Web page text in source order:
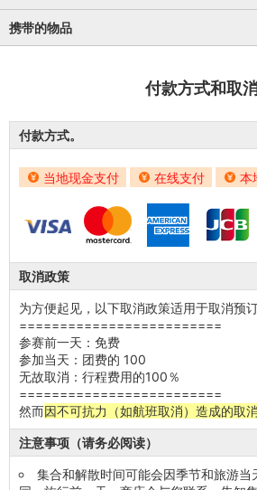
携带的物品
付款方式和取
付款方式。
当地现金支付 在线支付 本
取消政策
为方便起见，以下取消政策适用于取消预
=========================
参赛前一天：免费
参加当天：团费的 100
无故取消：行程费用的100％
=========================
然而因不可抗力（如航班取消）造成的取
注意事项（请务必阅读）
集合和解散时间可能会因季节和旅游当